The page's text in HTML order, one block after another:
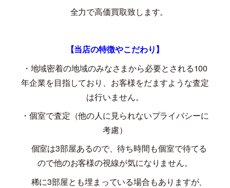
全力で高価買取致します。
【当店の特徴やこだわり】
・地域密着の地域のみなさまから必要とされる100
年企業を目指しており、お客様をだますような査定
は行いません。
・個室で査定（他の人に見られないプライバシーに
考慮）
個室は3部屋あるので、待ち時間も個室で待てる
ので他のお客様の視線が気になりません。
稀に3部屋とも埋まっている場合もありますが、